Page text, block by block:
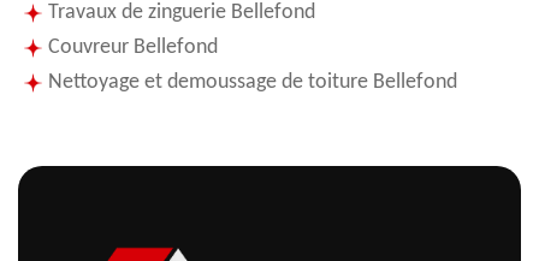
Travaux de zinguerie Bellefond
Couvreur Bellefond
Nettoyage et demoussage de toiture Bellefond